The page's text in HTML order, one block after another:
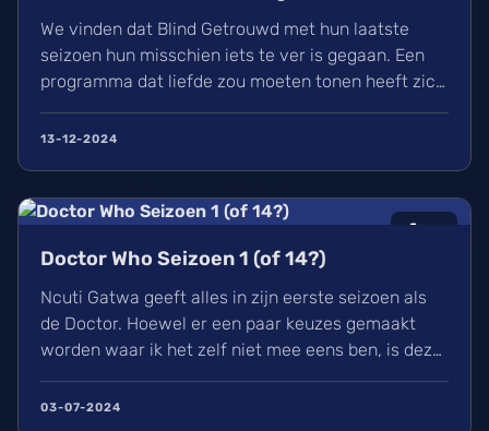
We vinden dat Blind Getrouwd met hun laatste
seizoen hun misschien iets te ver is gegaan. Een
programma dat liefde zou moeten tonen heeft zich
meer gefocust om leed. Is dit de nieuwe soort van
uitlachtelevisie?
13-12-2024
6
Doctor Who Seizoen 1 (of 14?)
Ncuti Gatwa geeft alles in zijn eerste seizoen als
de Doctor. Hoewel er een paar keuzes gemaakt
worden waar ik het zelf niet mee eens ben, is deze
regeneratie van Doctor Who wel een aangename
watch met genoeg in waardoor ik elke aflevering
03-07-2024